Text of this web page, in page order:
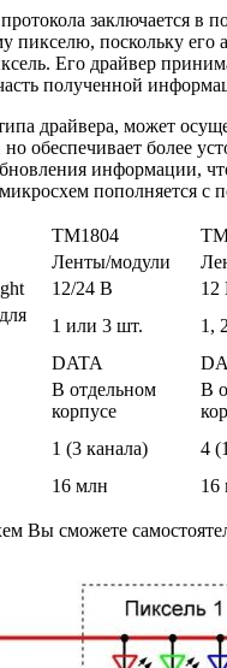
заключается
пикселю, поскольку
Его драйвер
полученной
драйвера, может
обеспечивает более
информации,
пополняется с
ТМ1804
Ленты/модули
12/24 В 12
1 или 3 шт. 1,
DATA
В отдельном
корпусе
В
1 (3 канала) 4
16 млн 16
Вы сможете